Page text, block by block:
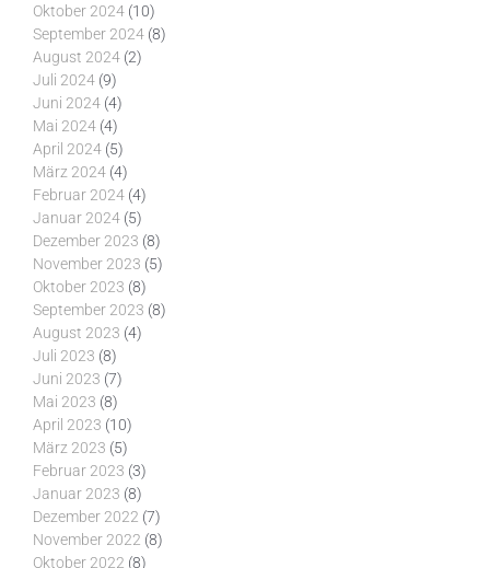
Oktober 2024 (10)
September 2024 (8)
August 2024 (2)
Juli 2024 (9)
Juni 2024 (4)
Mai 2024 (4)
April 2024 (5)
März 2024 (4)
Februar 2024 (4)
Januar 2024 (5)
Dezember 2023 (8)
November 2023 (5)
Oktober 2023 (8)
September 2023 (8)
August 2023 (4)
Juli 2023 (8)
Juni 2023 (7)
Mai 2023 (8)
April 2023 (10)
März 2023 (5)
Februar 2023 (3)
Januar 2023 (8)
Dezember 2022 (7)
November 2022 (8)
Oktober 2022 (8)